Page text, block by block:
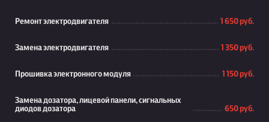
Ремонт электродвигателя 1 650 руб.
Замена электродвигателя 1 350 руб.
Прошивка электронного модуля 1 150 руб.
Замена дозатора, лицевой панели, сигнальных
диодов дозатора
650 руб.